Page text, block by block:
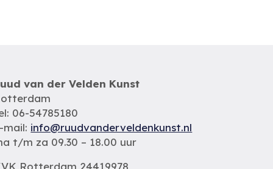
van der Velden Kunst
06-54785180
mail: info@ruudvanderveldenkunst.nl
t/m za 09.30 – 18.00 uur
Rotterdam 24419978